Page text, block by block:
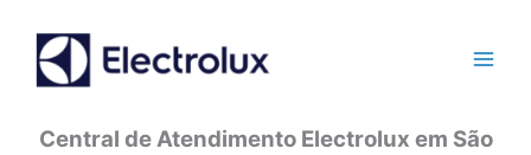
conteúdo
Central de Atendimento Electrolux em São